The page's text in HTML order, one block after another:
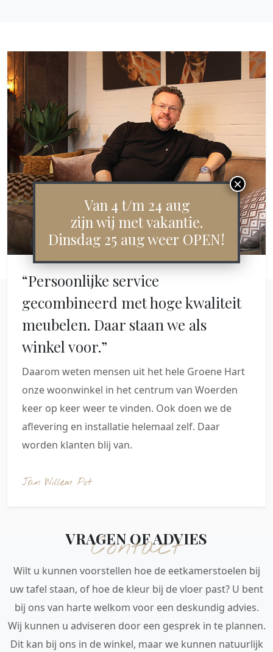
“Persoonlijke service
gecombineerd met hoge kwaliteit
meubelen. Daar staan we als
winkel voor.”
Daarom weten mensen uit het hele Groene Hart
onze woonwinkel in het centrum van Woerden
keer op keer weer te vinden. Ook doen we de
aflevering en installatie helemaal zelf. Daar
worden klanten blij van.
Jan Willem Pot
Contact
VRAGEN OF ADVIES
Wilt u kunnen voorstellen hoe de eetkamerstoelen bij
uw tafel staan, of hoe de kleur bij de vloer past? U bent
bij ons van harte welkom voor een deskundig advies.
Wij kunnen u adviseren door een gesprek in te plannen.
Dit kan bij ons in de winkel, maar we kunnen natuurlijk
Van 4 t/m 24 aug
zijn wij met vakantie.
Dinsdag 25 aug weer OPEN!